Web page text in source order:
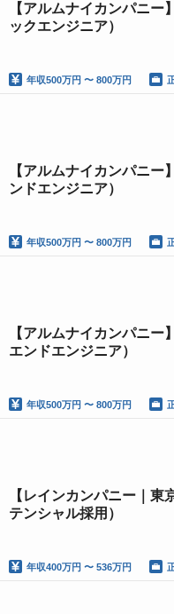
【アルムナイカンパニー
ックエンジニア）
年収500万円 〜 800万円
【アルムナイカンパニ
ンドエンジニア）
年収500万円 〜 800万円
【アルムナイカンパニー
エンドエンジニア）
年収500万円 〜 800万円
【レインカンパニー｜
テンシャル採用）
年収400万円 〜 536万円